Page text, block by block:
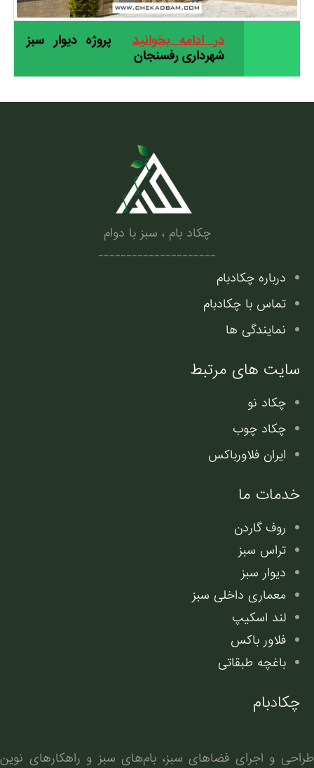
در ادامه بخوانید
پروژه دیوار سبز
شهرداری رفسنجان
چکاد بام ، سبز با دوام
---------------------
درباره چکادبام
تماس با چکادبام
نمایندگی ها
سایت های مرتبط
چکاد نو
چکاد چوب
ایران فلاورباکس
خدمات ما
روف گاردن
تراس سبز
دیوار سبز
معماری داخلی سبز
لند اسکیپ
فلاور باکس
باغچه طبقاتی
چکادبام
طراحی و اجرای فضاهای سبز، بام‌های سبز و راهکارهای نوین